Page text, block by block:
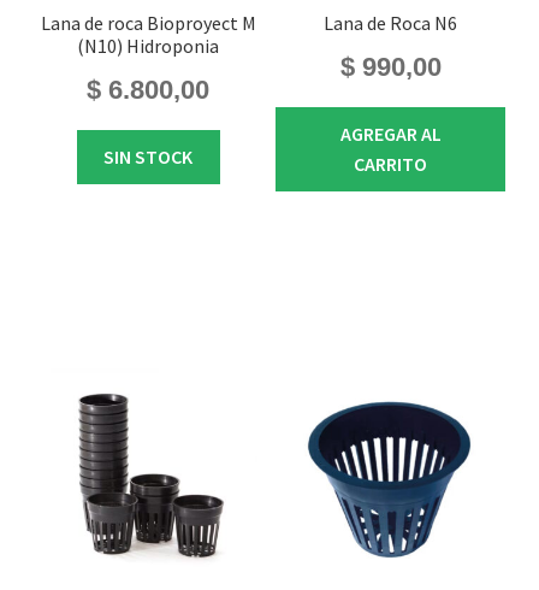
Lana de roca Bioproyect M
(N10) Hidroponia
$ 6.800,00
SIN STOCK
Lana de Roca N6
$990,00
AGREGAR AL
CARRITO